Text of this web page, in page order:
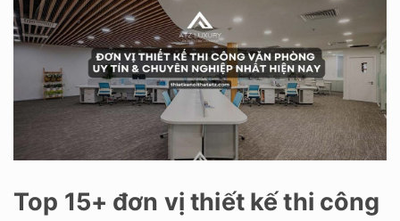
Top 15+ đơn vị thiết kế thi công